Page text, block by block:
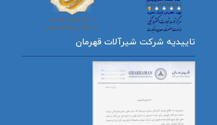
تاییدیه شرکت شیرآلات قهرمان